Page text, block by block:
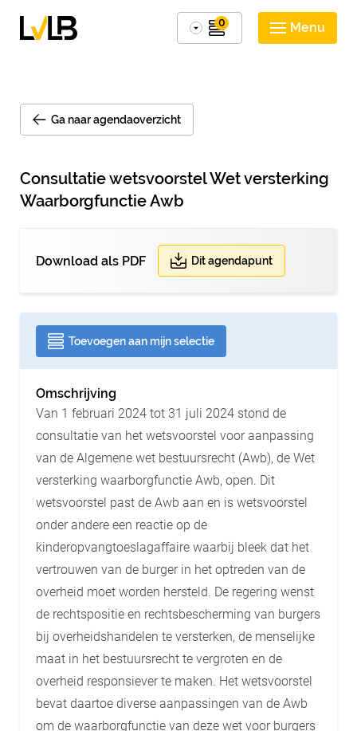
0 Menu
Ga naar agendaoverzicht
Consultatie wetsvoorstel Wet versterking
Waarborgfunctie Awb
Download als PDF Dit agendapunt
Toevoegen aan mijn selectie
Omschrijving
Van 1 februari 2024 tot 31 juli 2024 stond de
consultatie van het wetsvoorstel voor aanpassing
van de Algemene wet bestuursrecht (Awb), de Wet
versterking waarborgfunctie Awb, open. Dit
wetsvoorstel past de Awb aan en is wetsvoorstel
onder andere een reactie op de
kinderopvangtoeslagaffaire waarbij bleek dat het
vertrouwen van de burger in het optreden van de
overheid moet worden hersteld. De regering wenst
de rechtspositie en rechtsbescherming van burgers
bij overheidshandelen te versterken, de menselijke
maat in het bestuursrecht te vergroten en de
overheid responsiever te maken. Het wetsvoorstel
bevat daartoe diverse aanpassingen van de Awb
om de waarborgfunctie van deze wet voor burgers